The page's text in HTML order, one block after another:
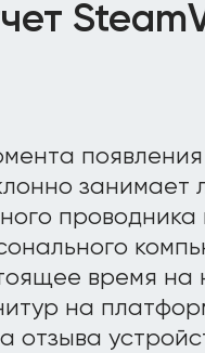
занимает
время на
на
отзыва